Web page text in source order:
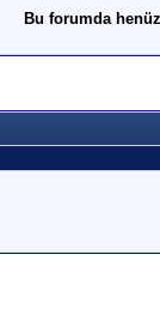
Bu forumda